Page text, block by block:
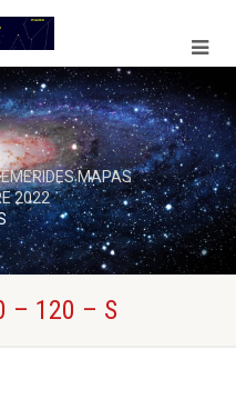
MAPAS
2022
– 120 – S